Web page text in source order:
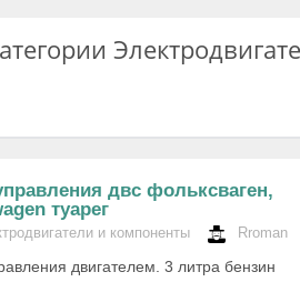
двс фольксваген,
туарег
и компоненты Rroman
двигателем. 3 литра бензин